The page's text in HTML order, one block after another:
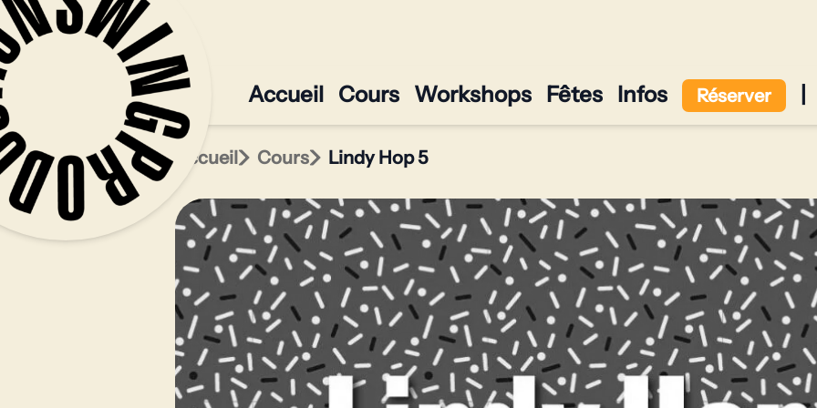
Accueil Cours Workshops Fêtes Infos Réserver
Accueil Cours Lindy Hop 5